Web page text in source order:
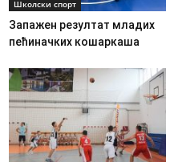
Школски спорт
Запажен резултат младих
пећиначких кошаркаша